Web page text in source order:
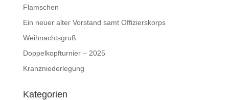
Flamschen
Ein neuer alter Vorstand samt Offizierskorps
Weihnachtsgruß
Doppelkopfturnier – 2025
Kranzniederlegung
Kategorien